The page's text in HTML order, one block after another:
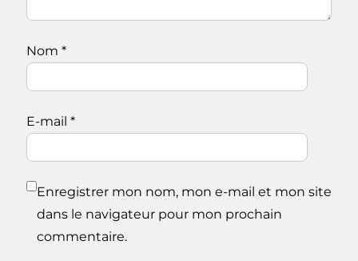
Nom *
E-mail *
Enregistrer mon nom, mon e-mail et mon site
dans le navigateur pour mon prochain
commentaire.